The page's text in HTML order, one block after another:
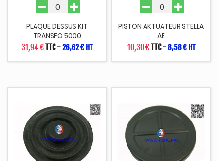
PLAQUE DESSUS KIT
TRANSFO 5000
31,94 €TTC-26,62 € HT
PISTON AKTUATEUR STELLA
AE
10,30 €TTC-8,58 € HT